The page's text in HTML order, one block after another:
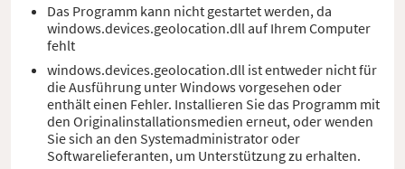
Das Programm kann nicht gestartet werden, da
windows.devices.geolocation.dll auf Ihrem Computer
fehlt
windows.devices.geolocation.dll ist entweder nicht für
die Ausführung unter Windows vorgesehen oder
enthält einen Fehler. Installieren Sie das Programm mit
den Originalinstallationsmedien erneut, oder wenden
Sie sich an den Systemadministrator oder
Softwarelieferanten, um Unterstützung zu erhalten.